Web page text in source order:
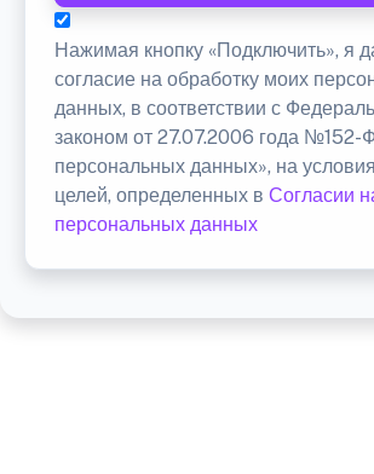
Нажимая кнопку «Подключить», я
согласие на обработку моих
данных, в соответствии с
законом от 27.07.2006 года №152-
персональных данных», на
целей, определенных в Согласии
персональных данных